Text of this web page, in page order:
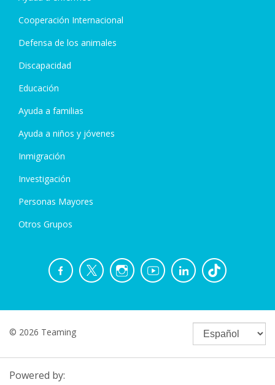
Cooperación Internacional
Defensa de los animales
Discapacidad
Educación
Ayuda a familias
Ayuda a niños y jóvenes
Inmigración
Investigación
Personas Mayores
Otros Grupos
© 2026 Teaming
Powered by: